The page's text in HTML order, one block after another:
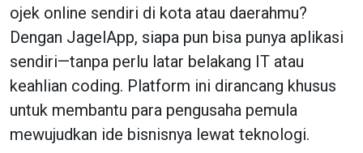
ojek online sendiri di kota atau daerahmu?
Dengan JagelApp, siapa pun bisa punya aplikasi
sendiri—tanpa perlu latar belakang IT atau
keahlian coding. Platform ini dirancang khusus
untuk membantu para pengusaha pemula
mewujudkan ide bisnisnya lewat teknologi.